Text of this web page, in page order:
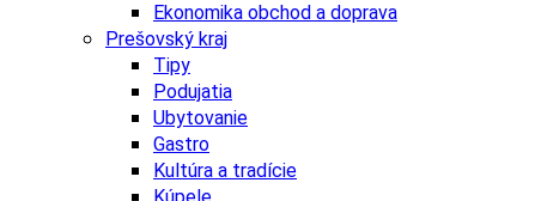
Ekonomika obchod a doprava
Prešovský kraj
Tipy
Podujatia
Ubytovanie
Gastro
Kultúra a tradície